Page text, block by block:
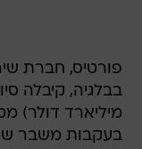
פורטיס, חברת
מיליארד דולר)
בעקבות משבר